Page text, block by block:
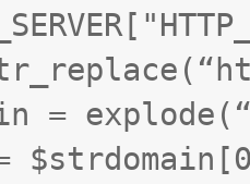
=